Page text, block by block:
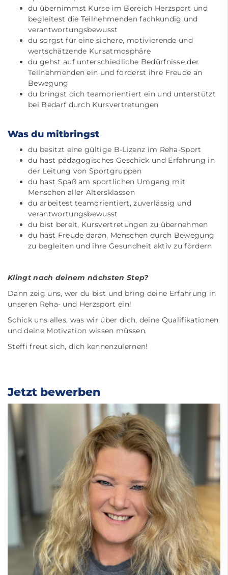
du übernimmst Kurse im Bereich Herzsport und
begleitest die Teilnehmenden fachkundig und
verantwortungsbewusst
du sorgst für eine sichere, motivierende und
wertschätzende Kursatmosphäre
du gehst auf unterschiedliche Bedürfnisse der
Teilnehmenden ein und förderst ihre Freude an
Bewegung
du bringst dich teamorientiert ein und unterstützt
bei Bedarf durch Kursvertretungen
Was du mitbringst
du besitzt eine gültige B-Lizenz im Reha-Sport
du hast pädagogisches Geschick und Erfahrung in
der Leitung von Sportgruppen
du hast Spaß am sportlichen Umgang mit
Menschen aller Altersklassen
du arbeitest teamorientiert, zuverlässig und
verantwortungsbewusst
du bist bereit, Kursvertretungen zu übernehmen
du hast Freude daran, Menschen durch Bewegung
zu begleiten und ihre Gesundheit aktiv zu fördern
Klingt nach deinem nächsten Step?
Dann zeig uns, wer du bist und bring deine Erfahrung in
unseren Reha- und Herzsport ein!
Schick uns alles, was wir über dich, deine Qualifikationen
und deine Motivation wissen müssen.
Steffi freut sich, dich kennenzulernen!
Jetzt bewerben